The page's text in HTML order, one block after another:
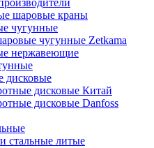
шаровые краны
чугунные
чугунные Zetkama
нержавеющие
дисковые
дисковые Китай
дисковые Danfoss
стальные литые